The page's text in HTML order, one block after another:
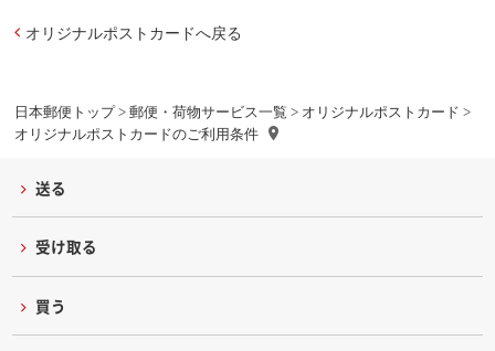
日本郵便トップ> 郵便・荷物サービス一覧 > オリジナルポストカード >
オリジナルポストカードのご利用条件
オリジナルポストカードへ戻る
送る
受け取る
買う